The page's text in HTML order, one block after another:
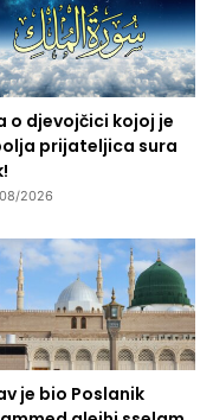
o djevojčici kojoj je
prijateljica sura
2026
je bio Poslanik